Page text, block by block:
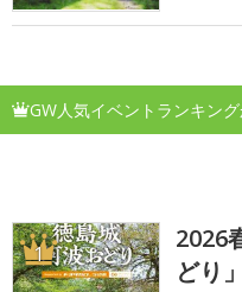
GW人気イベントランキング
1
2026
どり